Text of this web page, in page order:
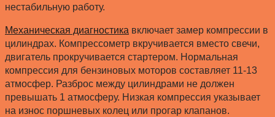
нестабильную работу.
Механическая диагностика включает замер компрессии в
цилиндрах. Компрессометр вкручивается вместо свечи,
двигатель прокручивается стартером. Нормальная
компрессия для бензиновых моторов составляет 11-13
атмосфер. Разброс между цилиндрами не должен
превышать 1 атмосферу. Низкая компрессия указывает
на износ поршневых колец или прогар клапанов.